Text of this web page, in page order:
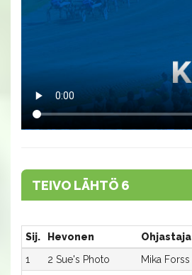
TEIVO LÄHTÖ 6
Sij. Hevonen Ohjastaja
1
2 Sue's Photo Mika Forss